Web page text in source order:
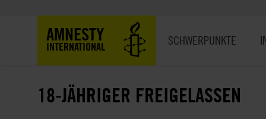
AMNESTY
INTERNATIONAL SCHWERPUNKTE
18-JÄHRIGER FREIGELASSEN